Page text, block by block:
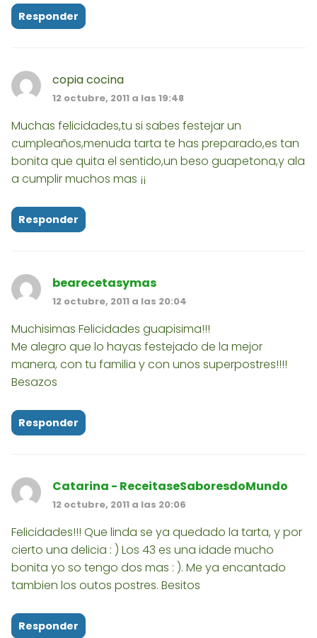
Responder
copia cocina
12 octubre, 2011 a las 19:48
Muchas felicidades,tu si sabes festejar un
cumpleaños,menuda tarta te has preparado,es tan
bonita que quita el sentido,un beso guapetona,y ala
a cumplir muchos mas ¡¡
Responder
bearecetasymas
12 octubre, 2011 a las 20:04
Muchisimas Felicidades guapisima!!!
Me alegro que lo hayas festejado de la mejor
manera, con tu familia y con unos superpostres!!!!
Besazos
Responder
Catarina - ReceitaseSaboresdoMundo
12 octubre, 2011 a las 20:06
Felicidades!!! Que linda se ya quedado la tarta, y por
cierto una delicia : ) Los 43 es una idade mucho
bonita yo so tengo dos mas : ). Me ya encantado
tambien los outos postres. Besitos
Responder